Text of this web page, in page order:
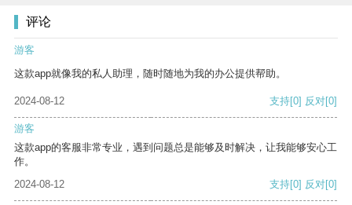
评论
游客
这款app就像我的私人助理，随时随地为我的办公提供帮助。
2024-08-12 支持[0] 反对[0]
游客
这款app的客服非常专业，遇到问题总是能够及时解决，让我能够安心工
作。
2024-08-12
支持[0] 反对[0]